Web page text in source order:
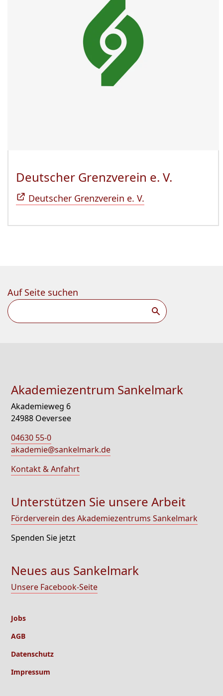
Deutscher Grenzverein e. V.
Deutscher Grenzverein e. V.
Auf Seite suchen
Suchen
Akademiezentrum Sankelmark
Akademieweg 6
24988 Oeversee
04630 55-0
akademie@sankelmark.de
Kontakt & Anfahrt
Unterstützen Sie unsere Arbeit
Förderverein des Akademiezentrums Sankelmark
Spenden Sie jetzt
Neues aus Sankelmark
Unsere Facebook-Seite
Jobs
AGB
Datenschutz
Impressum